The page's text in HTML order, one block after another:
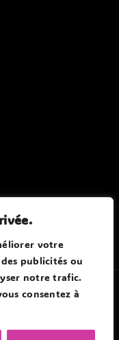
votre
publicités ou
notre trafic.
consentez à
- Agence web